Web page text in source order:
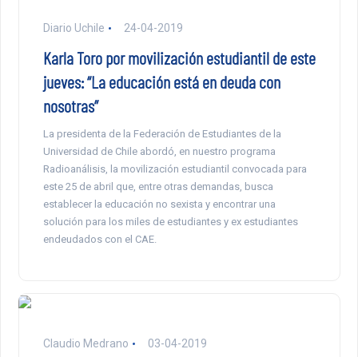
Diario Uchile 24-04-2019
Karla Toro por movilización estudiantil de este
jueves: “La educación está en deuda con
nosotras”
La presidenta de la Federación de Estudiantes de la
Universidad de Chile abordó, en nuestro programa
Radioanálisis, la movilización estudiantil convocada para
este 25 de abril que, entre otras demandas, busca
establecer la educación no sexista y encontrar una
solución para los miles de estudiantes y ex estudiantes
endeudados con el CAE.
Claudio Medrano 03-04-2019